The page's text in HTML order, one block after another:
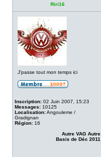
Riri16
J'passe tout mon temps ici
Inscription: 02 Juin 2007, 15:23
Messages: 10125
Localisation:Angouleme /
Gradignan
Région: 16
Autre VAG Autre
Basis de Déc 2011